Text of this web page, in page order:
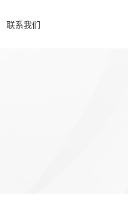
联系我们